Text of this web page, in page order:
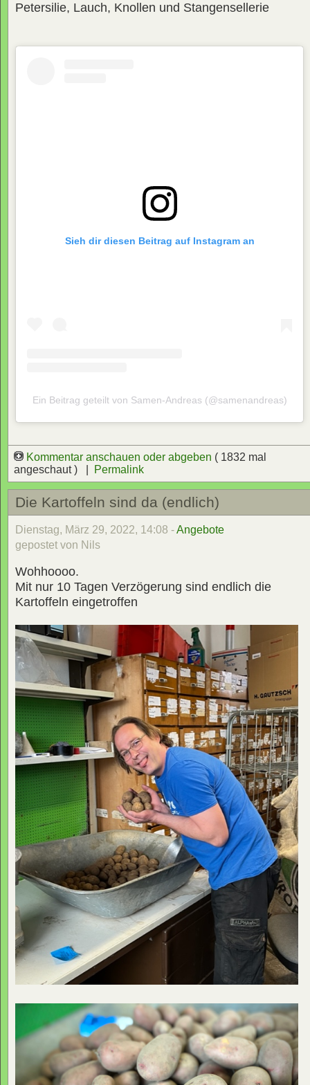
Petersilie, Lauch, Knollen und Stangensellerie
Sieh dir diesen Beitrag auf Instagram an
Ein Beitrag geteilt von Samen-Andreas (@samenandreas)
Kommentar anschauen oder abgeben ( 1832 mal
angeschaut ) |
Permalink
Die Kartoffeln sind da (endlich)
Dienstag, März 29, 2022, 14:08 -Angebote
gepostet von Nils
Wohhoooo.
Mit nur 10 Tagen Verzögerung sind endlich die
Kartoffeln eingetroffen